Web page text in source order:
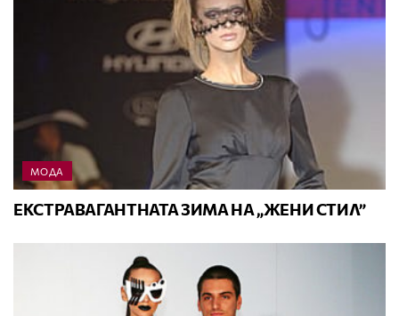
МОДА
ЕКСТРАВАГАНТНАТА ЗИМА НА „ЖЕНИ СТИЛ”